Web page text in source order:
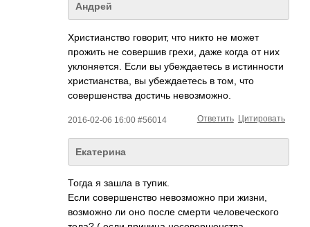
Андрей
Христианство говорит, что никто не может
прожить не совершив грехи, даже когда от них
уклоняется. Если вы убеждаетесь в истинности
христианства, вы убеждаетесь в том, что
совершенства достичь невозможно.
2016-02-06 16:00 #56014 Цитировать
Ответить
Екатерина
Тогда я зашла в тупик.
Если совершенство невозможно при жизни,
возможно ли оно после смерти человеческого